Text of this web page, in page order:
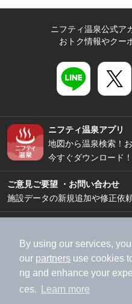
By using our services,
our partners use cookies
ng and enhance your
ces.
Learn more
ニフティ温泉公式ア
おトク情報やクー
ニフティ温泉アプリ
地図から温泉検索！
今すぐダウンロード！
ご意見ご要望 ・お問い合わせ
施設データの新規追加や修正依
加盟店募集（資料請
利用規約
ライフス
特定商取引法に基づく
運営会社